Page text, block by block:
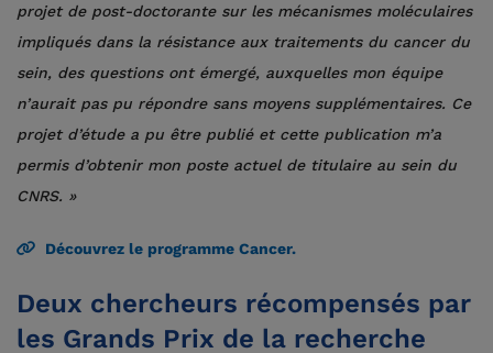
projet de post-doctorante sur les mécanismes moléculaires
impliqués dans la résistance aux traitements du cancer du
sein, des questions ont émergé, auxquelles mon équipe
n’aurait pas pu répondre sans moyens supplémentaires. Ce
projet d’étude a pu être publié et cette publication m’a
permis d’obtenir mon poste actuel de titulaire au sein du
CNRS. »
Découvrez le programme Cancer.
Deux chercheurs récompensés par
les Grands Prix de la recherche